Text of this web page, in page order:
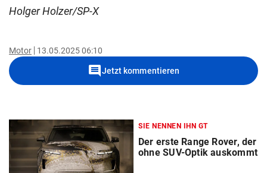
Holger Holzer/SP-X
Motor 13.05.2025 06:10
commentJetzt kommentieren
SIE NENNEN IHN GT
Der erste Range Rover, der
ohne SUV-Optik auskommt